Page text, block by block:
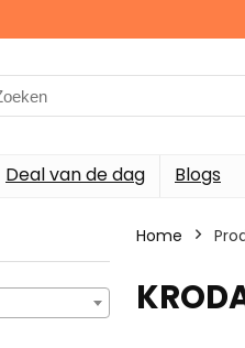
Deal van de dag Blogs
Home